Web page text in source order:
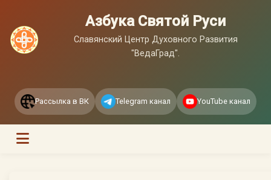
Азбука Святой Руси
Славянский Центр Духовного Развития
"ВедаГрад".
Рассылка в ВК Telegram канал YouTube канал